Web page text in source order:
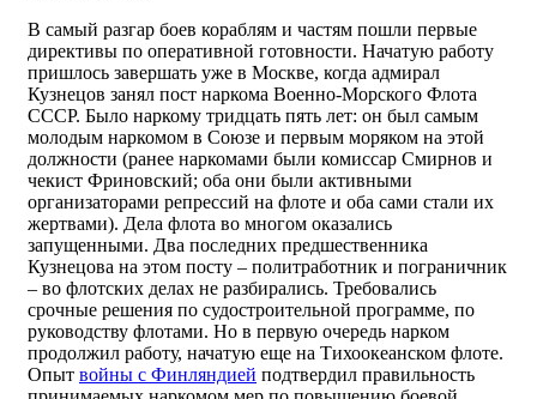
В самый разгар боев кораблям и частям пошли первые
директивы по оперативной готовности. Начатую работу
пришлось завершать уже в Москве, когда адмирал
Кузнецов занял пост наркома Военно-Морского Флота
СССР. Было наркому тридцать пять лет: он был самым
молодым наркомом в Союзе и первым моряком на этой
должности (ранее наркомами были комиссар Смирнов и
чекист Фриновский; оба они были активными
организаторами репрессий на флоте и оба сами стали их
жертвами). Дела флота во многом оказались
запущенными. Два последних предшественника
Кузнецова на этом посту – политработник и пограничник
– во флотских делах не разбирались. Требовались
срочные решения по судостроительной программе, по
руководству флотами. Но в первую очередь нарком
продолжил работу, начатую еще на Тихоокеанском флоте.
Опыт войны с Финляндией подтвердил правильность